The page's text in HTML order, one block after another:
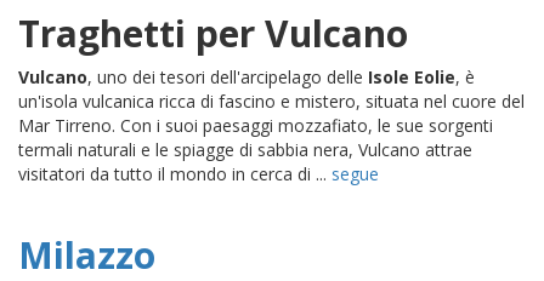
Traghetti per Vulcano
Vulcano, uno dei tesori dell'arcipelago delle Isole Eolie, è
un'isola vulcanica ricca di fascino e mistero, situata nel cuore del
Mar Tirreno. Con i suoi paesaggi mozzafiato, le sue sorgenti
termali naturali e le spiagge di sabbia nera, Vulcano attrae
visitatori da tutto il mondo in cerca di ... segue
Milazzo